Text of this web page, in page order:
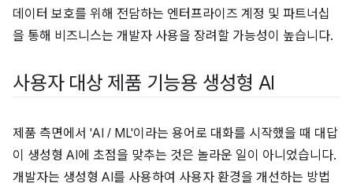
데이터 보호를 위해 전담하는 엔터프라이즈 계정 및 파트너십
을 통해 비즈니스는 개발자 사용을 장려할 가능성이 높습니다.
사용자 대상 제품 기능용 생성형 AI
제품 측면에서 'AI / ML'이라는 용어로 대화를 시작했을 때 대답
이 생성형 AI에 초점을 맞추는 것은 놀라운 일이 아니었습니다.
개발자는 생성형 AI를 사용하여 사용자 환경을 개선하는 방법